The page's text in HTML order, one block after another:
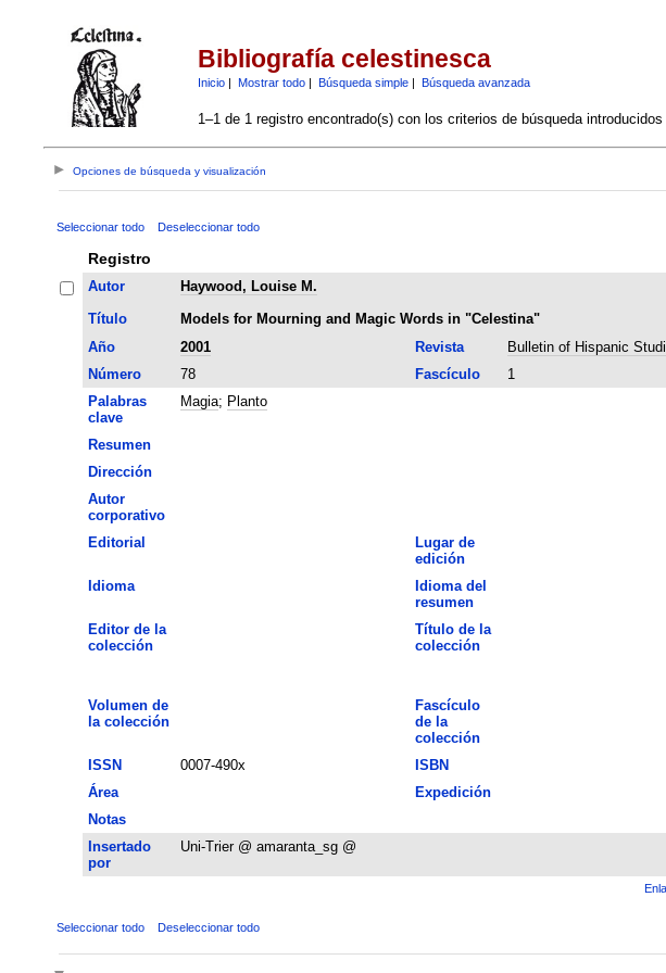
Bibliografía celestinesca
Inicio| Mostrar todo| Búsqueda simple| Búsqueda avanzada
1–1 de 1 registro encontrado(s) con los criterios de búsqueda introducidos
Opciones de búsqueda y visualización
Seleccionar todo Deseleccionar todo
Registro
Autor
Haywood, Louise M.
Título
Models for Mourning and Magic Words in "Celestina"
Año
2001 Revista Bulletin of Hispanic
Número
78 Fascículo 1
Palabras
clave
Magia; Planto
Resumen
Dirección
Autor
corporativo
Editorial
Lugar de
edición
Idioma
Idioma del
resumen
Editor de la
colección
Título de la
colección
Volumen de
la colección
Fascículo
de la
colección
ISSN 0007-490x ISBN
Área
Expedición
Notas
Insertado
por
Uni-Trier @ amaranta_sg @
Seleccionar todo Deseleccionar todo